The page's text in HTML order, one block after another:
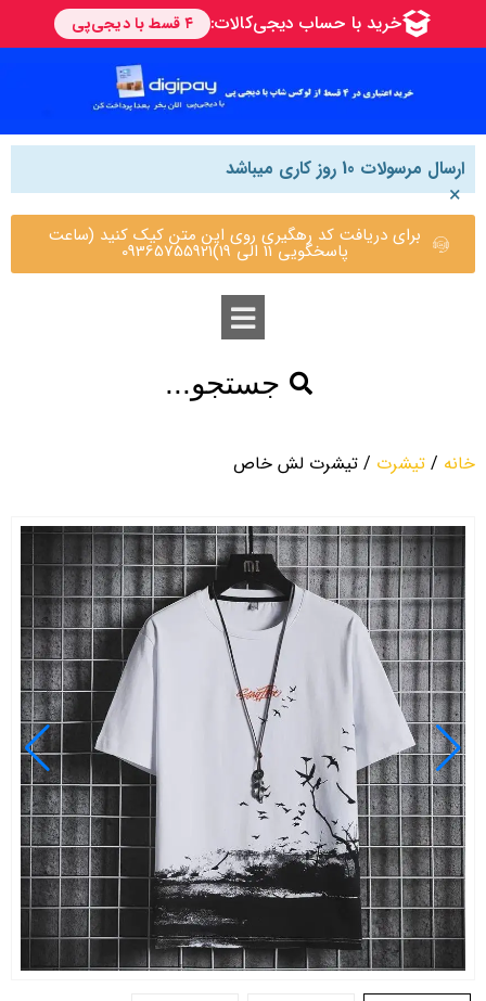
ارسال مرسولات 10 روز کاری میباشد
×
برای دریافت کد رهگیری روی این متن کیک کنید (ساعت
پاسخگویی 11 الی 19)09365755921
جستجو...
خانه / تیشرت / تیشرت لش خاص